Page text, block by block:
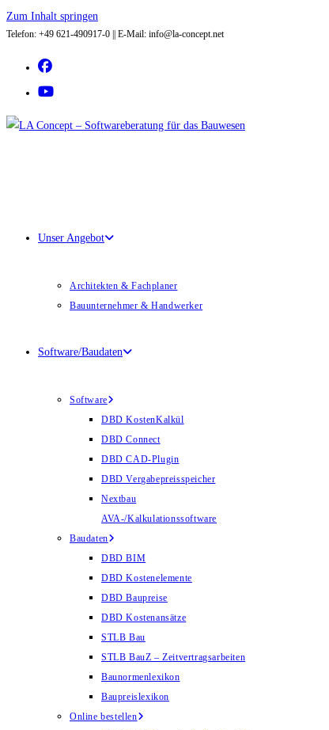
Zum Inhalt springen
Telefon: +49 621-490917-0 || E-Mail: info@la-concept.net
Unser Angebot
Architekten & Fachplaner
Bauunternehmer & Handwerker
Software/Baudaten
Software
DBD KostenKalkül
DBD Connect
DBD CAD-Plugin
DBD Vergabepreisspeicher
Nextbau
AVA-/Kalkulationssoftware
Baudaten
DBD BIM
DBD Kostenelemente
DBD Baupreise
DBD Kostenansätze
STLB Bau
STLB BauZ – Zeitvertragsarbeiten
Baunormenlexikon
Baupreislexikon
Online bestellen